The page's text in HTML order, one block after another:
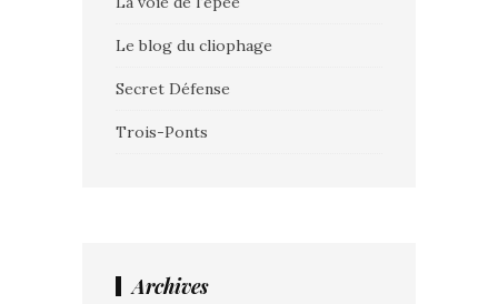
Le blog du cliophage
Secret Défense
Trois-Ponts
Archives